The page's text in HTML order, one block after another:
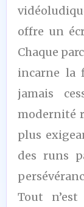
offre un
Chaque
incarne la
jamais
modernité
plus
des runs
Tout